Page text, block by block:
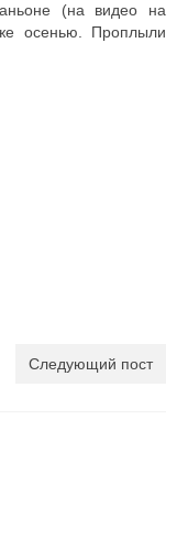
(на видео на
осенью. Проплыли
Следующий пост